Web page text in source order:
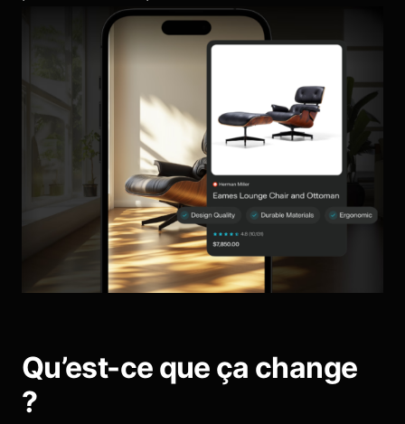
Qu’est-ce que ça change
?